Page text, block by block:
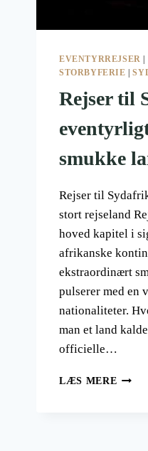
EVENTYRREJSER
STORBYFERIE |
Rejser til
smukke
Rejser til
stort rejseland
hoved kapitel i
afrikanske
ekstraordinært
pulserer med en
nationaliteter.
man et land
officielle…
LÆS MERE